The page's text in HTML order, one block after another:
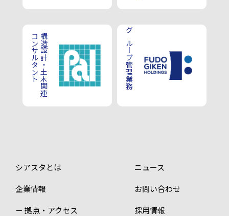
構造設計・土木関連
コンサルタント グループ管理業務
シアスタとは
企業情報
－ 拠点・アクセス
ニュース
お問い合わせ
採用情報